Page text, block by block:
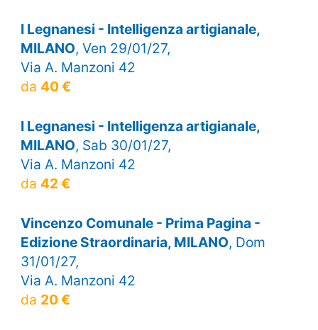
I Legnanesi - Intelligenza artigianale,
MILANO, Ven 29/01/27,
Via A. Manzoni 42
da 40 €
I Legnanesi - Intelligenza artigianale,
MILANO, Sab 30/01/27,
Via A. Manzoni 42
da 42 €
Vincenzo Comunale - Prima Pagina -
Edizione Straordinaria, MILANO, Dom
31/01/27,
Via A. Manzoni 42
da 20 €